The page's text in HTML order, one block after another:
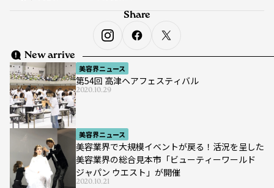
New arrive
美容界ニュース
第54回 高津ヘアフェスティバル
2020.10.29
美容界ニュース
美容業界で大規模イベントが戻る！活況を呈した
美容業界の総合見本市「ビューティーワールド
ジャパン ウエスト」が開催
2020.10.21
Share